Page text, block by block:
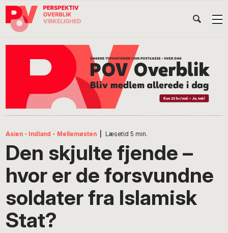
Gå
direkte
Skip
indhold
Gå
direkte
Asien · Indland · Mellemøsten Læsetid 5 min.
Den skjulte fjende –
hvor er de forsvundne
soldater fra Islamisk
Stat?